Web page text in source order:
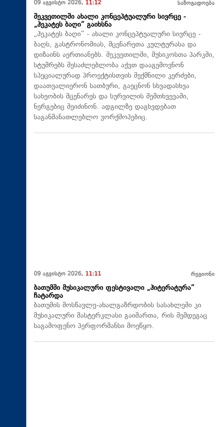
09 აგვისტო 2026, 11:12 საზოგადოება
შეკვეთილში ახალი კონცეპტუალური სივრცე -
„ჰეკატეს ბაღი“ გაიხსნა
„ჰეკატეს ბაღი“ - ახალი კონცეპტუალური სივრცე -
ბაღს, გასტრონომიას, მცენარეთა კულტურასა და
დიზაინს აერთიანებს. შეკვეთილში, მუსიკოსთა პარკში,
სტუმრებს შესაძლებლობა აქვთ დააგემოვნონ
სპეციალურად პროექტისთვის შექმნილი კერძები,
დაათვალიერონ სათბური, გაეცნონ სხვადასხვა
სახეობის მცენარეს და სურვილის შემთხვევაში,
ნერგებიც შეიძინონ. ადგილზე დაგხვდებათ
საგანმანათლებლო ვორქშოპებიც.
09 აგვისტო 2026, 11:11 რეგიონი
ბათუმში მუსიკალური ფესტივალი „ჰიტერატურა“
ჩატარდა
ბათუმის მოსწავლე-ახალგაზრდობის სასახლეში კი
მუსიკალური მასტერკლასი გაიმართა, რის შემდეგაც
საგამოფენო პერფორმანსი მოეწყო.